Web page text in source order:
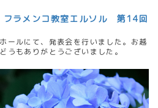
ラメンコ教室エルソル 第14回
ールにて、発表会を行いました。お越
うもありがとうございました。